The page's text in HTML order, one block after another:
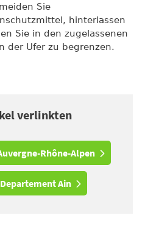
Sie
hinterlassen
Sie in den zugelassenen
der Ufer zu begrenzen.
verlinkten
Rhône-Alpen
Ain